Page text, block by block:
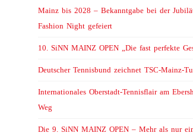
Mainz bis 2028 – Bekanntgabe bei der
Fashion Night gefeiert
10. SiNN MAINZ OPEN „Die fast perfekte
Deutscher Tennisbund zeichnet TSC-Mainz-
Internationales Oberstadt-Tennisflair am
Weg
Die 9. SiNN MAINZ OPEN – Mehr als nur